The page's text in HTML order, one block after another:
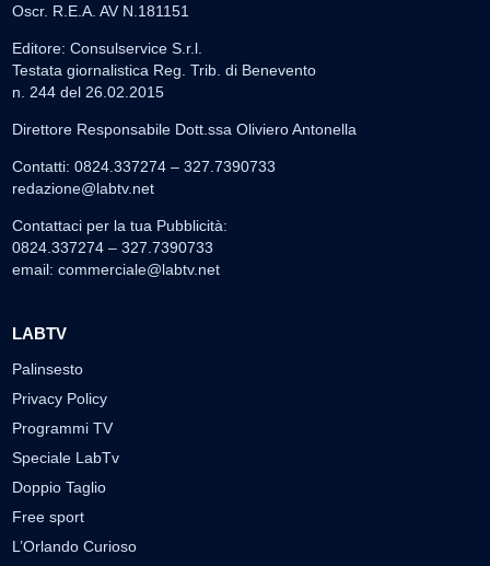
Oscr. R.E.A. AV N.181151
Editore: Consulservice S.r.l.
Testata giornalistica Reg. Trib. di Benevento
n. 244 del 26.02.2015
Direttore Responsabile Dott.ssa Oliviero Antonella
Contatti: 0824.337274 – 327.7390733
redazione@labtv.net
Contattaci per la tua Pubblicità:
0824.337274 – 327.7390733
email: commerciale@labtv.net
LABTV
Palinsesto
Privacy Policy
Programmi TV
Speciale LabTv
Doppio Taglio
Free sport
L’Orlando Curioso